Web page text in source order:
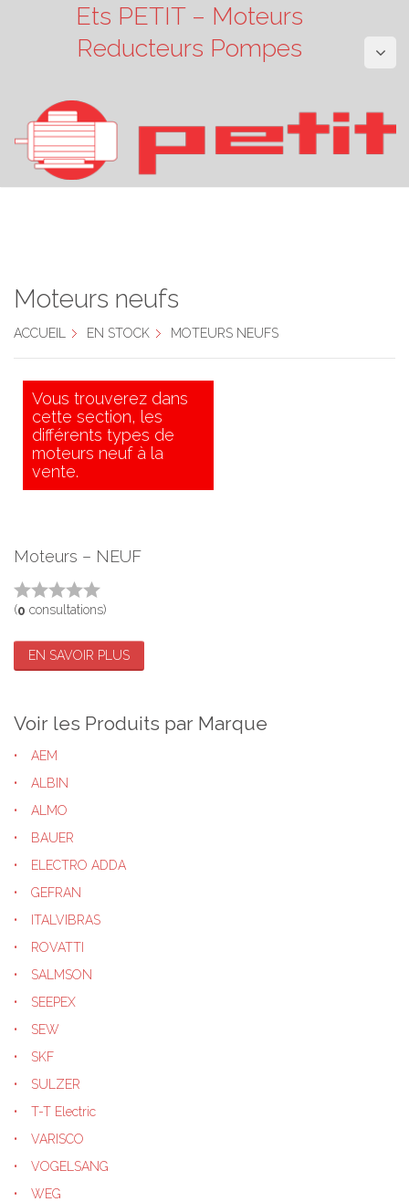
Ets PETIT – Moteurs
Reducteurs Pompes
Moteurs neufs
ACCUEIL EN STOCK MOTEURS NEUFS
Vous trouverez dans
cette section, les
différents types de
moteurs neuf à la
vente.
Moteurs – NEUF
(0 consultations)
EN SAVOIR PLUS
Voir les Produits par Marque
AEM
ALBIN
ALMO
BAUER
ELECTRO ADDA
GEFRAN
ITALVIBRAS
ROVATTI
SALMSON
SEEPEX
SEW
SKF
SULZER
T-T Electric
VARISCO
VOGELSANG
WEG